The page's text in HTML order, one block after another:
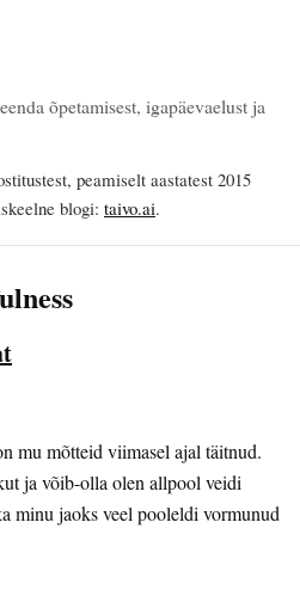
õpetamisest, igapäevaelust ja
peamiselt aastatest 2015
blogi: taivo.ai.
mu mõtteid viimasel ajal täitnud.
ja võib-olla olen allpool veidi
minu jaoks veel pooleldi vormunud